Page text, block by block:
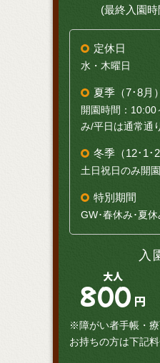
(最終入園
定休日
水・木曜日
夏季（7･8月）
開園時間：
み/平日は通常通
冬季（12･1･2
土日祝日のみ開園
特別期間
GW･春休み･夏
入
大人
800 円
※障がい者手帳・
お持ちの方は下記料